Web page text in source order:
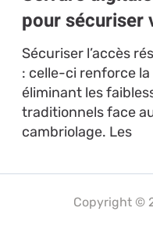
pour sécuriser
Sécuriser l’accès
: celle-ci renforce
éliminant les
traditionnels face
cambriolage. Les
Copyright ©